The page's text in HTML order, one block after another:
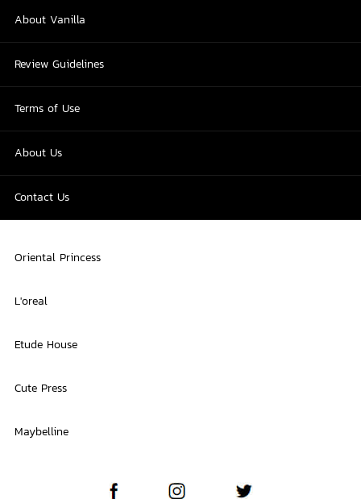
About Vanilla
Review Guidelines
Terms of Use
About Us
Contact Us
Oriental Princess
L'oreal
Etude House
Cute Press
Maybelline